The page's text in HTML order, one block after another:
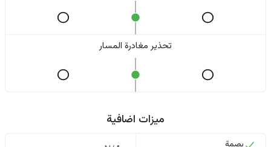
تحذير مغادرة المسار
ميزات اضافية